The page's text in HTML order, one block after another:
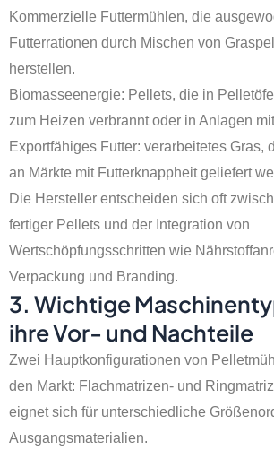
Kommerzielle Futtermühlen, die
Futterrationen durch Mischen von
herstellen.
Biomasseenergie: Pellets, die in
zum Heizen verbrannt oder in Anlagen
Exportfähiges Futter: verarbeitetes Gras,
an Märkte mit Futterknappheit geliefert
Die Hersteller entscheiden sich oft
fertiger Pellets und der Integration von
Wertschöpfungsschritten wie
Verpackung und Branding.
3. Wichtige
ihre Vor- und Nachteile
Zwei Hauptkonfigurationen von
den Markt: Flachmatrizen- und
eignet sich für unterschiedliche
Ausgangsmaterialien.